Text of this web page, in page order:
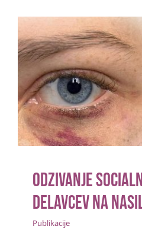
Odzivanje
delavcev na
Odzivanje
delavcev na
Publikacije